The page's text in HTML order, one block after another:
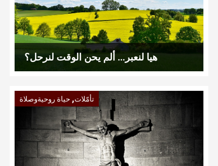
هيا لنعبر… ألم يحن الوقت لنرحل؟
تأمّلات, حياة روحيةوصلاة